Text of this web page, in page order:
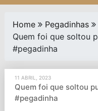
Home
Pegadinhas
Quem foi que soltou
#pegadinha
11 ABRIL, 2023
Quem foi que soltou
#pegadinha